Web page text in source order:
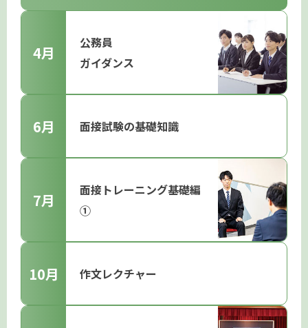
4月
公務員
ガイダンス
6月 面接試験の基礎知識
7月
面接トレーニング基礎編
①
10月 作文レクチャー